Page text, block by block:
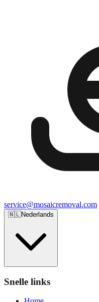
service@mosaicremoval.com
🇳🇱Nederlands
Snelle links